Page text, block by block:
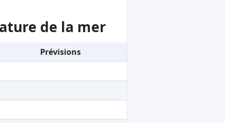
de la mer
Prévisions